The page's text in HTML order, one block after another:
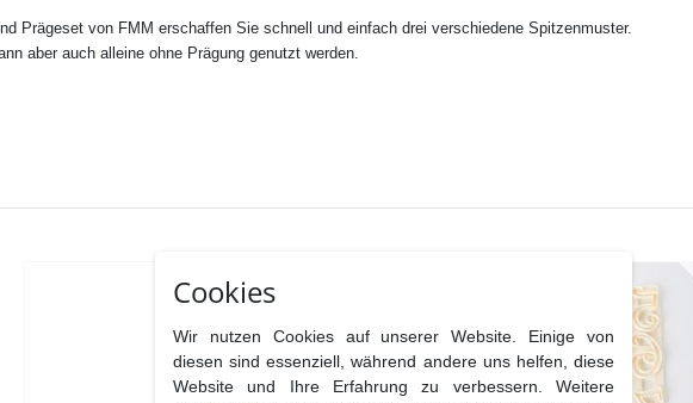
Prägeset von FMM erschaffen Sie schnell und einfach drei verschiedene Spitzenmuster.
aber auch alleine ohne Prägung genutzt werden.
Cookies
Wir nutzen Cookies auf unserer Website. Einige von
diesen sind essenziell, während andere uns helfen, diese
Website und Ihre Erfahrung zu verbessern. Weitere